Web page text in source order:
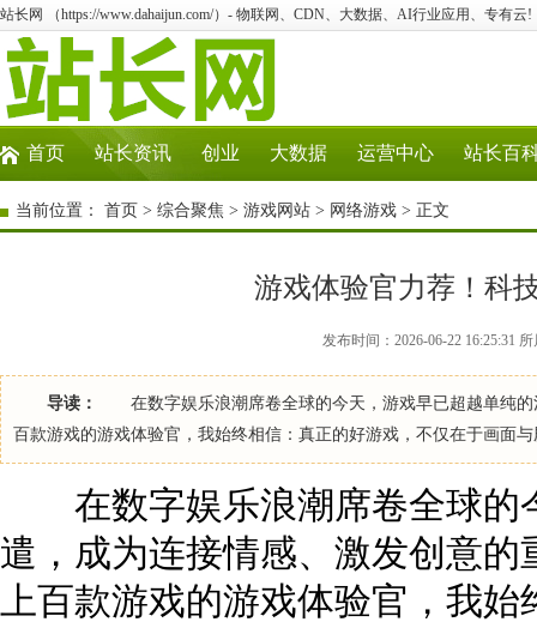
站长网 （https://www.dahaijun.com/）- 物联网、CDN、大数据、AI行业应用、专有云!
首页 站长资讯 创业 大数据 运营中心 站长百
当前位置： 首页 > 综合聚焦 > 游戏网站 > 网络游戏 > 正文
游戏体验官力荐！科
发布时间：2026-06-22 16:25:31
导读：
在数字娱乐浪潮席卷全球的今天，游戏早已超越单纯的
百款游戏的游戏体验官，我始终相信：真正的好游戏，不仅在于画面
在数字娱乐浪潮席卷全球的
遣，成为连接情感、激发创意
上百款游戏的游戏体验官，我